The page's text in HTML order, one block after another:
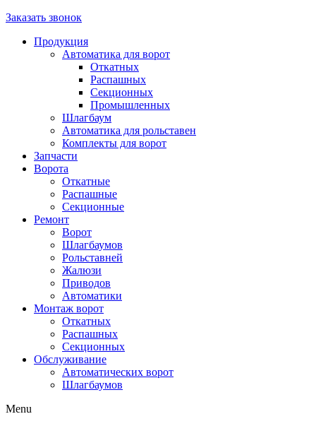
Заказать звонок
Продукция
Автоматика для ворот
Откатных
Распашных
Секционных
Промышленных
Шлагбаум
Автоматика для рольставен
Комплекты для ворот
Запчасти
Ворота
Откатные
Распашные
Секционные
Ремонт
Ворот
Шлагбаумов
Рольставней
Жалюзи
Приводов
Автоматики
Монтаж ворот
Откатных
Распашных
Секционных
Обслуживание
Автоматических ворот
Шлагбаумов
Menu